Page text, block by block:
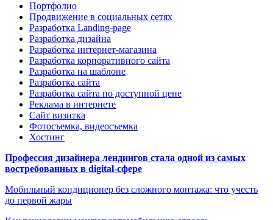
Портфолио
Продвижение в социальных сетях
Разработка Landing-page
Разработка дизайна
Разработка интернет-магазина
Разработка корпоративного сайта
Разработка на шаблоне
Разработка сайта
Разработка сайта по доступной цене
Реклама в интернете
Сайт визитка
Фотосъемка, видеосъемка
Хостинг
Профессия дизайнера лендингов стала одной из самых
востребованных в digital-сфере
Мобильный кондиционер без сложного монтажа: что учесть
до первой жары